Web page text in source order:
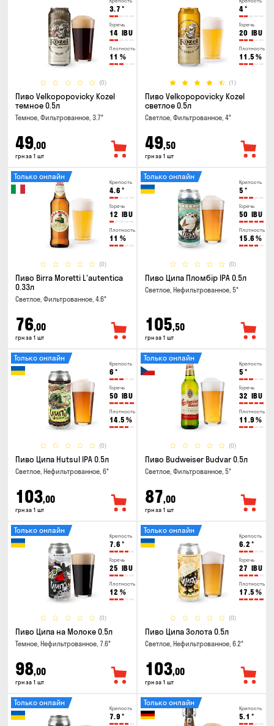
3.7 °
Горечь
14 IBU
Плотность
11 %
(0)
Пиво Velkopopovicky Kozel
темное 0.5л
Темное, Фильтрованное, 3.7°
49,00
грн за 1 шт
4°
Горечь
20 IBU
Плотность
11.5 %
(1)
Пиво Velkopopovicky Kozel
светлое 0.5л
Светлое, Фильтрованное, 4°
49,50
грн за 1 шт
Крепость
4.6 °
Горечь
12 IBU
Плотность
11 %
(0)
Только онлайн
Пиво Birra Moretti L'autentica
0.33л
Светлое, Фильтрованное, 4.6°
76,00
грн за 1 шт
Крепость
5 °
Горечь
50 IBU
Плотность
15.6 %
(0)
Только онлайн
Пиво Ципа Пломбір IPA 0.5л
Светлое, Нефильтрованное, 5°
105,50
грн за 1 шт
Крепость
6 °
Горечь
50 IBU
Плотность
14.5 %
(0)
Только онлайн
Пиво Ципа Hutsul IPA 0.5л
Светлое, Нефильтрованное, 6°
103,00
грн за 1 шт
Крепость
5 °
Горечь
32 IBU
Плотность
11.9 %
(0)
Только онлайн
Пиво Budweiser Budvar 0.5л
Светлое, Фильтрованное, 5°
87,00
грн за 1 шт
Крепость
7.6 °
Горечь
25 IBU
Плотность
12 %
(0)
Только онлайн
Пиво Ципа на Молоке 0.5л
Темное, Нефильтрованное, 7.6°
98,00
грн за 1 шт
Крепость
6.2 °
Горечь
27 IBU
Плотность
17.5 %
(0)
Только онлайн
Пиво Ципа Золота 0.5л
Светлое, Нефильтрованное, 6.2°
103,00
грн за 1 шт
Крепость
7.9 °
Только онлайн
Крепость
5.1 °
Только онлайн